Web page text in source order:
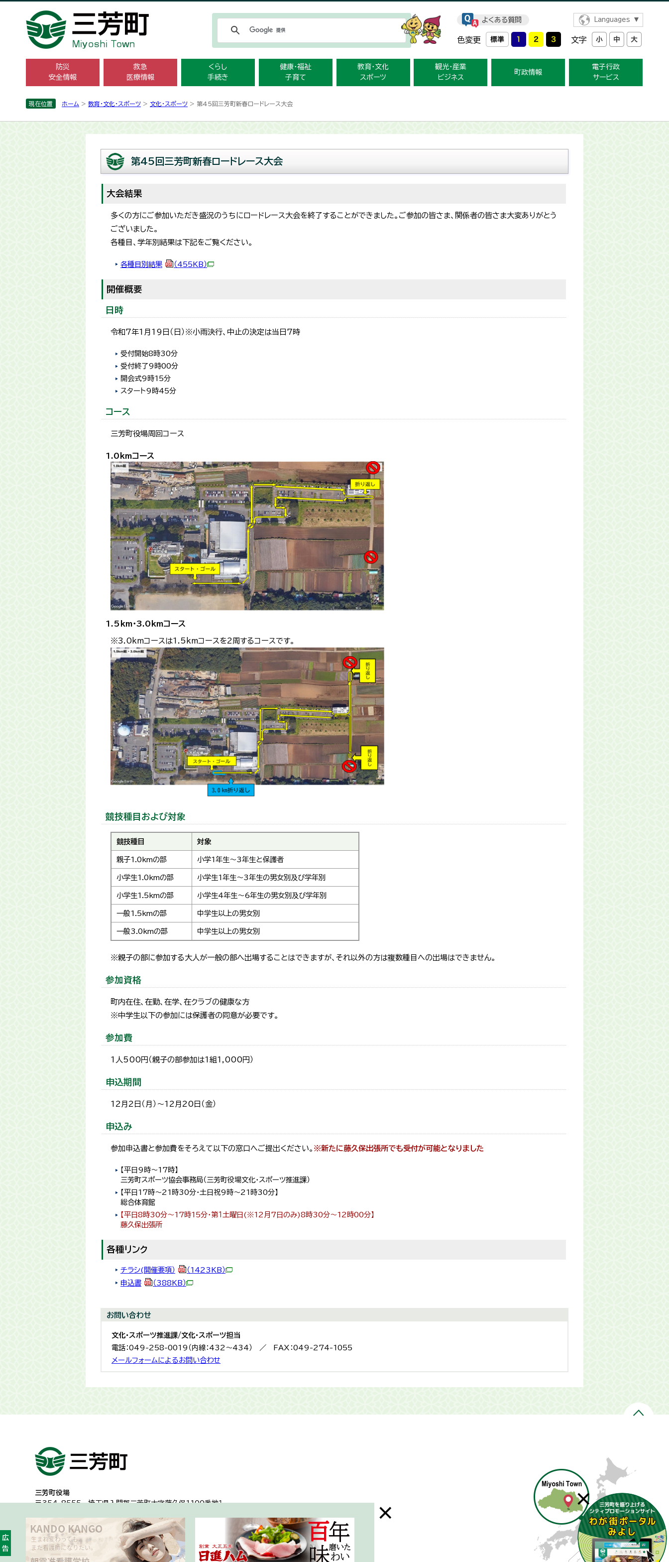
よくある質問 Languages
色変更 文字
防災
安全情報
救急
医療情報
くらし
手続き
健康・福祉
子育て
教育・文化
スポーツ
観光・産業
ビジネス
町政情報
電子行政
サービス
現在位置 ホーム > 教育・文化・スポーツ > 文化・スポーツ > 第45回三芳町新春ロードレース大会
第45回三芳町新春ロードレース大会
大会結果
多くの方にご参加いただき盛況のうちにロードレース大会を終了することができました。ご参加の皆さま、関係者の皆さま大変ありがとう
ございました。
各種目、学年別結果は下記をご覧ください。
各種目別結果 （455KB）
開催概要
日時
令和7年1月19日（日）※小雨決行、中止の決定は当日7時
受付開始8時30分
受付終了9時00分
開会式9時15分
スタート9時45分
コース
三芳町役場周回コース
1.0kmコース
1.5km・3.0kmコース
※3.0kmコースは1.5kmコースを2周するコースです。
競技種目および対象
競技種目 対象
親子1.0kmの部 小学1年生～3年生と保護者
小学生1.0kmの部 小学生1年生～3年生の男女別及び学年別
小学生1.5kmの部 小学生4年生～6年生の男女別及び学年別
一般1.5kmの部 中学生以上の男女別
一般3.0kmの部 中学生以上の男女別
※親子の部に参加する大人が一般の部へ出場することはできますが、それ以外の方は複数種目への出場はできません。
参加資格
町内在住、在勤、在学、在クラブの健康な方
※中学生以下の参加には保護者の同意が必要です。
参加費
1人500円（親子の部参加は1組1,000円）
申込期間
12月2日（月）～12月20日（金）
申込み
参加申込書と参加費をそろえて以下の窓口へご提出ください。 ※新たに藤久保出張所でも受付が可能となりました
【平日9時～17時】
三芳町スポーツ協会事務局（三芳町役場文化・スポーツ推進課）
【平日17時～21時30分・土日祝9時～21時30分】
総合体育館
【平日8時30分～17時15分・第１土曜日(※12月7日のみ)8時30分～12時00分】
藤久保出張所
各種リンク
チラシ(開催要項）
（1423KB）
申込書
（388KB）
お問い合わせ
文化・スポーツ推進課/文化・スポーツ担当
電話：049-258-0019（内線：432〜434） ／ FAX：049-274-1055
メールフォームによるお問い合わせ
三芳町役場
〒354-8555埼玉県入間郡三芳町大字藤久保1100番地１
一般的な業務時間8時30分から17時15分（土日祝日及び年末年始はお休み）
開庁時間・アクセス 各課への問い合わせ 三芳町ホームページ
広告